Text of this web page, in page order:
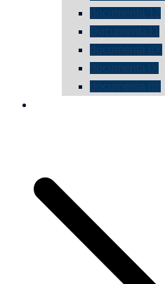
documenta 12
Documenta11
documenta dX
documenta IX
documenta d8